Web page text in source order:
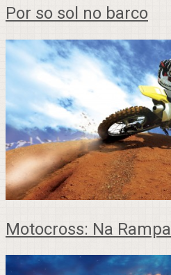
Por so sol no barco
Motocross: Na Rampa